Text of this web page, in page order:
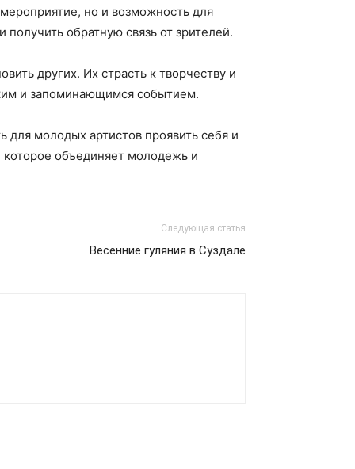
но и возможность для
обратную связь от зрителей.
других. Их страсть к творчеству и
и запоминающимся событием.
молодых артистов проявить себя и
объединяет молодежь и
Следующая статья
Весенние гуляния в Суздале